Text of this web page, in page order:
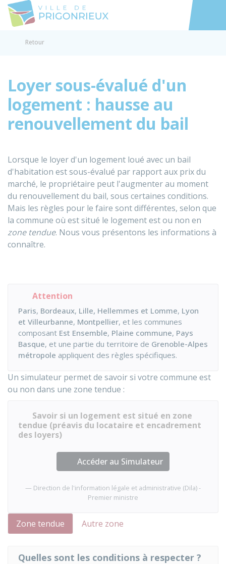
Accéder
Retour
Loyer sous-évalué d'un
logement : hausse au
renouvellement du bail
Lorsque le loyer d'un logement loué avec un bail
d'habitation est sous-évalué par rapport aux prix du
marché, le propriétaire peut l'augmenter au moment
du renouvellement du bail, sous certaines conditions.
Mais les règles pour le faire sont différentes, selon que
la commune où est situé le logement est ou non en
zone tendue. Nous vous présentons les informations à
connaître.
Attention
Paris, Bordeaux, Lille, Hellemmes et Lomme, Lyon
et Villeurbanne, Montpellier, et les communes
composant Est Ensemble, Plaine commune, Pays
Basque, et une partie du territoire de Grenoble-Alpes
métropole appliquent des règles spécifiques.
Un simulateur permet de savoir si votre commune est
ou non dans une zone tendue :
Savoir si un logement est situé en zone
tendue (préavis du locataire et encadrement
des loyers)
Accéder au Simulateur
Direction de l'information légale et administrative (Dila) -
Premier ministre
Zone tendue Autre zone
Quelles sont les conditions à respecter ?